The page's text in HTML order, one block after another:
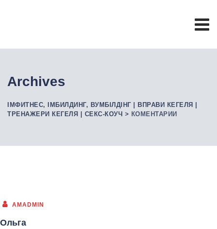
Archives
ІМФИТНЕС, ІМБИЛДИНГ, ВУМБІЛДІНГ | ВПРАВИ КЕГЕЛЯ |
ТРЕНАЖЕРИ КЕГЕЛЯ | СЕКС-КОУЧ > КОМЕНТАРИИ
AMADMIN
Ольга